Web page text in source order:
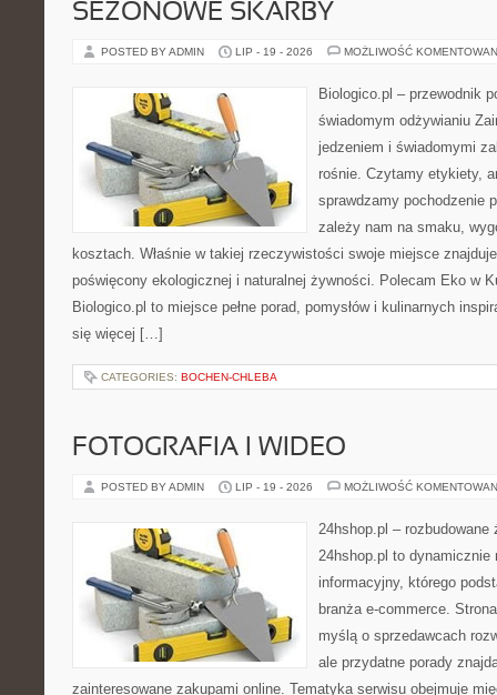
SEZONOWE SKARBY
POSTED BY ADMIN LIP - 19 - 2026 MOŻLIWOŚĆ
Biologico.pl – przewodnik
świadomym odżywianiu
jedzeniem i świadomymi
rośnie. Czytamy etykiety,
sprawdzamy pochodzenie
zależy nam na smaku,
kosztach. Właśnie w takiej rzeczywistości swoje miejsce
poświęcony ekologicznej i naturalnej żywności. Polecam Eko w
Biologico.pl to miejsce pełne porad, pomysłów i kulinarnych
się więcej […]
CATEGORIES: BOCHEN-CHLEBA
FOTOGRAFIA I WIDEO
POSTED BY ADMIN LIP - 19 - 2026 MOŻLIWOŚĆ
24hshop.pl – rozbudowane
24hshop.pl to dynamicznie
informacyjny, którego
branża e-commerce.
myślą o sprzedawcach
ale przydatne porady
zainteresowane zakupami online. Tematyka serwisu obejmuje